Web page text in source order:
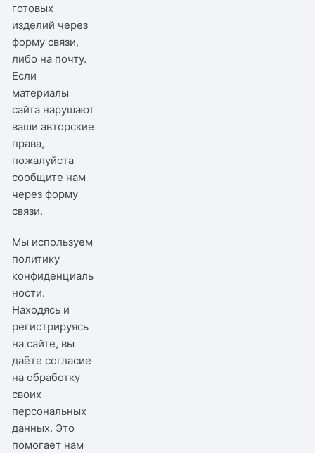
готовых
изделий через
форму связи,
либо на почту.
Если
материалы
сайта нарушают
ваши авторские
права,
пожалуйста
сообщите нам
черезформу
связи.
Мы используем
политику
конфиденциаль
ности.
Находясь и
регистрируясь
на сайте, вы
даёте согласие
на обработку
своих
персональных
данных. Это
помогает нам